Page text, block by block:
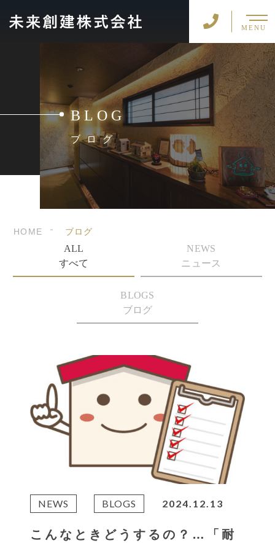
MENU
BLOG
ブログ
HOME ブログ
ALL
すべて
NEWS
ニュース
BLOGS
ブログ
NEWS BLOGS 2024.12.13
こんなときどうするの？…「耐